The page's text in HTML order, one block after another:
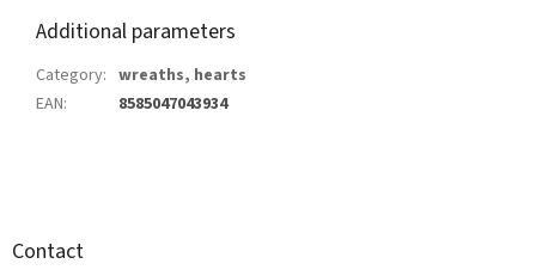
Additional parameters
Category: wreaths, hearts
EAN: 8585047043934
Contact